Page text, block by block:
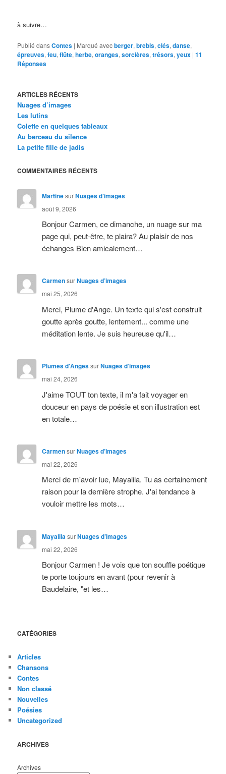
à suivre…
Publié dansContes | Marqué avecberger,brebis,clés,danse,
épreuves,feu,flûte,herbe,oranges,sorcières,trésors,yeux |11
Réponses
ARTICLES RÉCENTS
Nuages d’images
Les lutins
Colette en quelques tableaux
Au berceau du silence
La petite fille de jadis
COMMENTAIRES RÉCENTS
MartinesurNuages d’images
août 9, 2026
Bonjour Carmen, ce dimanche, un nuage sur ma
page qui, peut-être, te plaira? Au plaisir de nos
échanges Bien amicalement…
CarmensurNuages d’images
mai 25, 2026
Merci, Plume d'Ange. Un texte qui s'est construit
goutte après goutte, lentement... comme une
méditation lente. Je suis heureuse qu'il…
Plumes d'AngessurNuages d’images
mai 24, 2026
J'aime TOUT ton texte, il m'a fait voyager en
douceur en pays de poésie et son illustration est
en totale…
CarmensurNuages d’images
mai 22, 2026
Merci de m'avoir lue, Mayalila. Tu as certainement
raison pour la dernière strophe. J'ai tendance à
vouloir mettre les mots…
MayalilasurNuages d’images
mai 22, 2026
Bonjour Carmen ! Je vois que ton souffle poétique
te porte toujours en avant (pour revenir à
Baudelaire, "et les…
CATÉGORIES
Articles
Chansons
Contes
Non classé
Nouvelles
Poésies
Uncategorized
ARCHIVES
Archives